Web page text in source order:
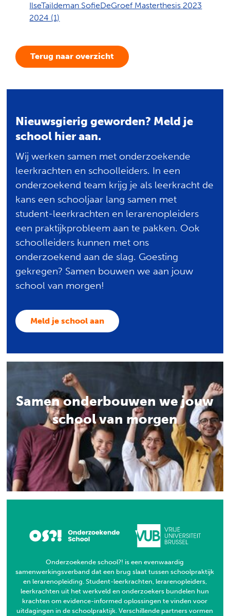
IlseTaildeman SofieDeGroef Masterthesis 2023
2024 (1)
Terug naar overzicht
Nieuwsgierig geworden? Meld je
school hier aan.
Wij werken samen met onderzoekende
leerkrachten en schoolleiders. In een
onderzoekend team krijg je als leerkracht de
kans een schooljaar lang samen met
student-leerkrachten en lerarenopleiders
een praktijkprobleem aan te pakken. Ook
schoolleiders kunnen met ons
onderzoekend aan de slag. Goesting
gekregen? Samen bouwen we aan jouw
school van morgen!
Meld je school aan
Samen onderbouwen we jouw
school van morgen
Onderzoekende school?! is een evenwaardig
samenwerkingsverband dat een brug slaat tussen schoolpraktijk
en lerarenopleiding. Student-leerkrachten, lerarenopleiders,
leerkrachten uit het werkveld en onderzoekers bundelen hun
krachten om evidence-informed oplossingen te vinden voor
uitdagingen in de schoolpraktijk. Verschillende partners vormen